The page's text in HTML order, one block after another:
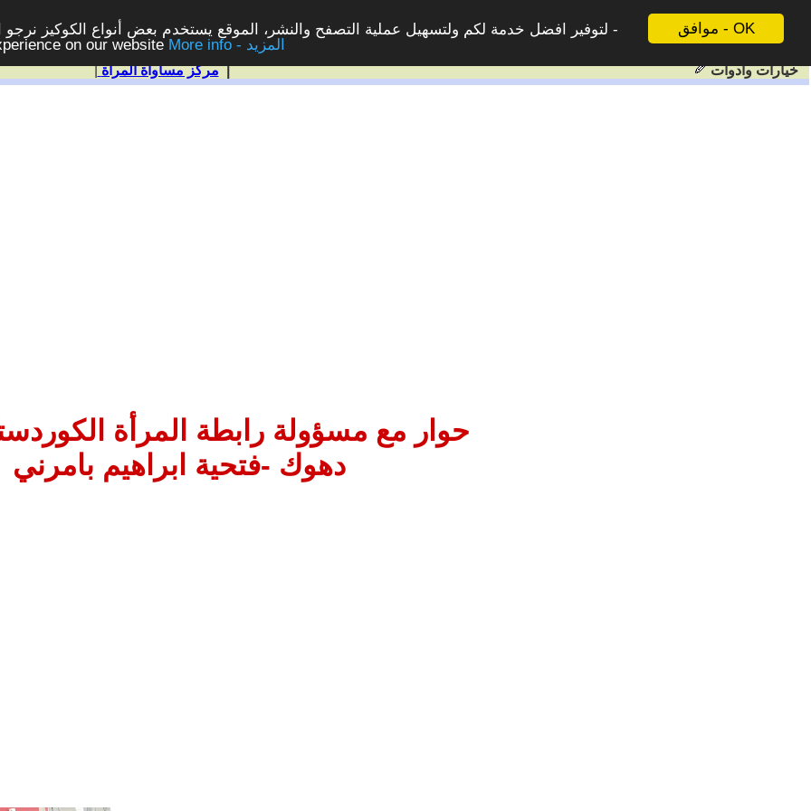
موافق - OK
لتوفير افضل خدمة لكم ولتسهيل عملية التصفح والنشر، الموقع يستخدم بعض أنواع الكوكيز
on our website
More info - المزيد
| مركز مساواة المرأة| خيارات وادوات
حوار مع مسؤولة رابطة المرأة
دهوك -فتحية ابراهيم بامرني